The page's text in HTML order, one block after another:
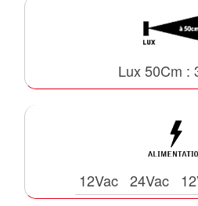
Lux 50Cm :
12Vac 24Vac